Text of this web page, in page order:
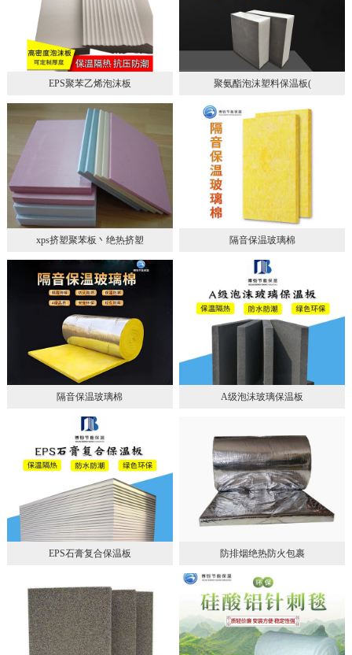
EPS聚苯乙烯泡沫板 聚氨酯泡沫塑料保温板(
xps挤塑聚苯板丶绝热挤塑 隔音保温玻璃棉
隔音保温玻璃棉 A级泡沫玻璃保温板
EPS石膏复合保温板 防排烟绝热防火包裹